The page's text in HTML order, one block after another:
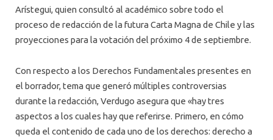
Arístegui, quien consultó al académico sobre todo el
proceso de redacción de la futura Carta Magna de Chile y las
proyecciones para la votación del próximo 4 de septiembre.
Con respecto a los Derechos Fundamentales presentes en
el borrador, tema que generó múltiples controversias
durante la redacción, Verdugo asegura que «hay tres
aspectos a los cuales hay que referirse. Primero, en cómo
queda el contenido de cada uno de los derechos: derecho a